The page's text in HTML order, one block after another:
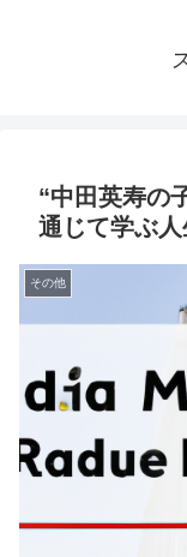
“中田英寿の
通じて学ぶ
その他